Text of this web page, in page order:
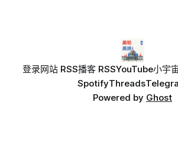
登录网站 RSS播客 RSSYouTube小宇
SpotifyThreads
Powered by Ghost